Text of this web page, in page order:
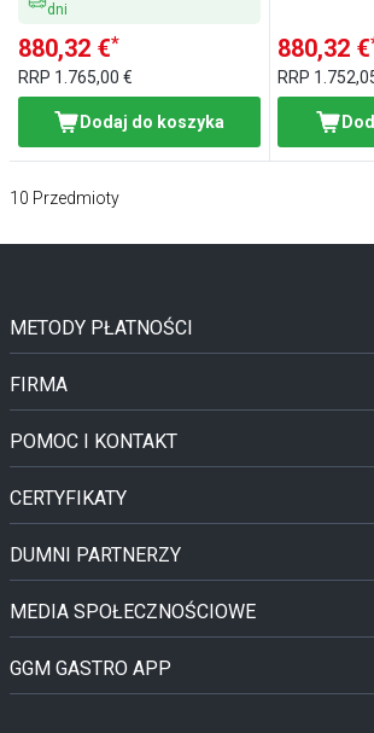
dni
880,32 €*
RRP 1.765,00 €
Dodaj do koszyka
880,32 €
RRP
10 Przedmioty
METODY PŁATNOŚCI
FIRMA
POMOC I KONTAKT
CERTYFIKATY
DUMNI PARTNERZY
MEDIA SPOŁECZNOŚCIOWE
GGM GASTRO APP